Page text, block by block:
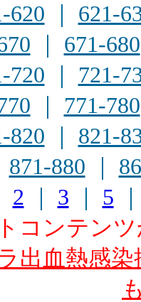
620
621-
671-680
720
721-
771-780
820
821-
871-880
2 3 5
コンテン
出血熱感染